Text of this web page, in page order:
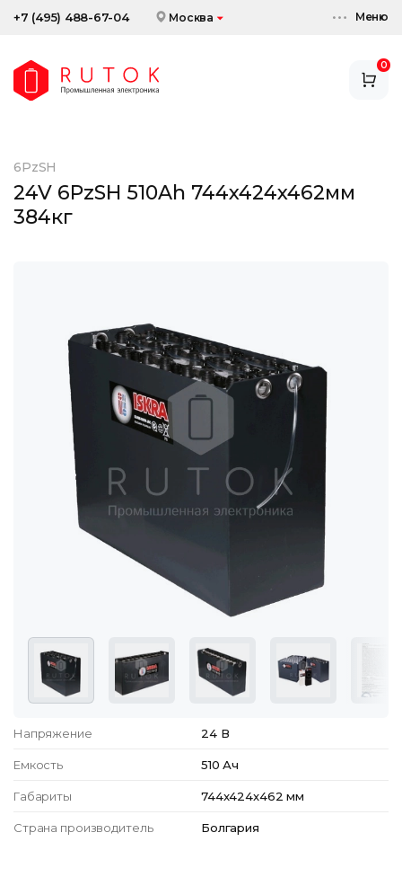
+7 (495) 488-67-04 Москва Меню
0
АККУМУЛЯТОРЫ
СКИДКИ И АКЦИИ
6PzSH
24V 6PzSH 510Ah 744x424x462мм
384кг
Напряжение 24 В
Емкость 510 Ач
Габариты 744x424x462 мм
Страна производитель Болгария